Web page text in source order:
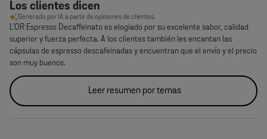
Los clientes dicen
Generado por IA a partir de opiniones de clientes.
L'OR Espresso Decaffeinato es elogiado por su excelente sabor, calidad
superior y fuerza perfecta. A los clientes también les encantan las
cápsulas de espresso descafeinadas y encuentran que el envío y el precio
son muy buenos.
Leer resumen por temas